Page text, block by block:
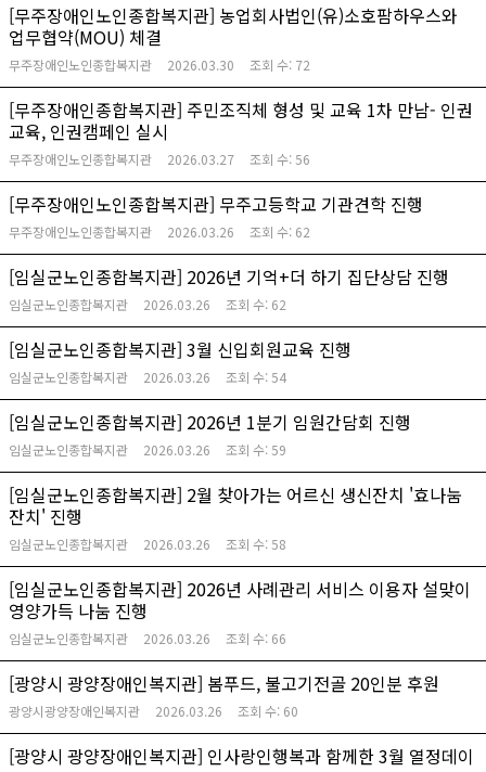
[무주장애인노인종합복지관] 농업회사법인(유)소호팜하우스와
업무협약(MOU) 체결
무주장애인노인종합복지관 2026.03.30 조회 수: 72
[무주장애인종합복지관] 주민조직체 형성 및 교육 1차 만남- 인권
교육, 인권캠페인 실시
무주장애인노인종합복지관 2026.03.27 조회 수:56
[무주장애인노인종합복지관] 무주고등학교 기관견학 진행
무주장애인노인종합복지관 2026.03.26 조회 수: 62
[임실군노인종합복지관] 2026년 기억+더 하기 집단상담 진행
임실군노인종합복지관 2026.03.26 조회 수: 62
[임실군노인종합복지관] 3월 신입회원교육 진행
임실군노인종합복지관 2026.03.26 조회 수:54
[임실군노인종합복지관] 2026년 1분기 임원간담회 진행
임실군노인종합복지관 2026.03.26 조회 수:59
[임실군노인종합복지관] 2월 찾아가는 어르신 생신잔치 '효나눔
잔치' 진행
임실군노인종합복지관 2026.03.26 조회 수:58
[임실군노인종합복지관] 2026년 사례관리 서비스 이용자 설맞이
영양가득 나눔 진행
임실군노인종합복지관 2026.03.26 조회 수: 66
[광양시 광양장애인복지관] 봄푸드, 불고기전골 20인분 후원
광양시광양장애인복지관 2026.03.26 조회 수: 60
[광양시 광양장애인복지관] 인사랑인행복과 함께한 3월 열정데이